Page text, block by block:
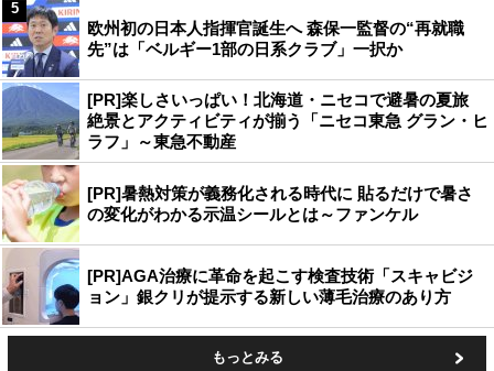
欧州初の日本人指揮官誕生へ 森保一監督の“再就職
先”は「ベルギー1部の日系クラブ」一択か
5
[PR]楽しさいっぱい！北海道・ニセコで避暑の夏旅
絶景とアクティビティが揃う「ニセコ東急 グラン・ヒ
ラフ」～東急不動産
[PR]暑熱対策が義務化される時代に 貼るだけで暑さ
の変化がわかる示温シールとは～ファンケル
[PR]AGA治療に革命を起こす検査技術「スキャビジ
ョン」銀クリが提示する新しい薄毛治療のあり方
もっとみる